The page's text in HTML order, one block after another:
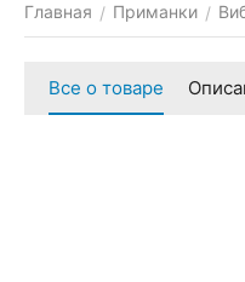
Главная / Приманки /
Все о товаре